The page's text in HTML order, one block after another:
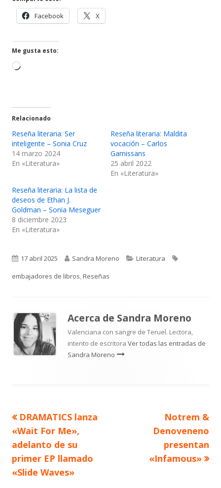
Facebook
en
X
en
Me gusta esto:
Cargando...
Relacionado
Reseña literaria: Ser
inteligente – Sonia Cruz
14 marzo 2024
En «Literatura»
Reseña literaria: Maldita
vocación – Carlos
Gamissans
25 abril 2022
En «Literatura»
Reseña literaria: La lista de
deseos de Ethan J.
Goldman – Sonia Meseguer
8 diciembre 2023
En «Literatura»
Publicado
el
17 abril 2025 Autor
Sandra Moreno Categorías
Literatura
embajadores de libros,Reseñas
Acerca de Sandra Moreno
Valenciana con sangre de Teruel. Lectora,
intento de escritora Ver todas las entradas de
Sandra Moreno
Navegación
de
entradas
Artículo
anterior
DRAMATICS lanza
«Wait For Me»,
adelanto de su
primer EP llamado
«Slide Waves»
Artículo
siguiente
Notrem &
Denoveneno
presentan
«Infamous»